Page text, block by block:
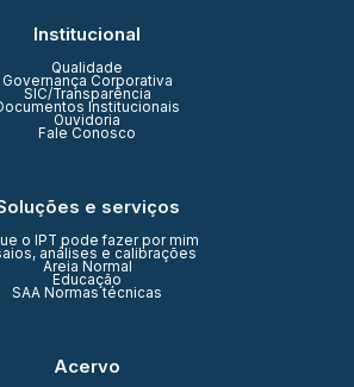
Institucional
Qualidade
Governança Corporativa
SIC/Transparência
Institucionais
Ouvidoria
Fale Conosco
e serviços
o IPT pode fazer por mim
análises e calibrações
Areia Normal
Educação
SAA Normas técnicas
Acervo